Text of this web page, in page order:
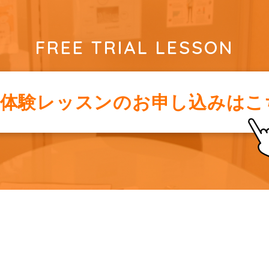
FREE TRIAL LESSON
験レッスンのお申し込みは